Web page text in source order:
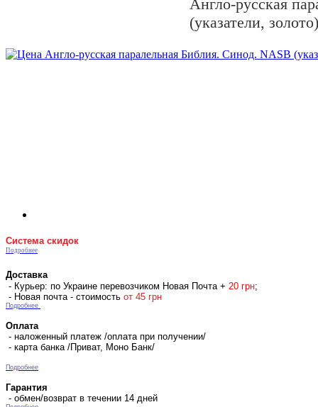
Англо-русская
(указатели,
Система скидок
Подробнее
Доставка
- Курьер: по Украине перевозчиком Новая Почта + 20 грн;
- Новая почта - стоимость от 45 грн
Подробнее
Оплата
- наложенный платеж /оплата при получении/
- карта банка /Приват, Моно Банк/
Подробнее
Гарантия
- обмен/возврат в течении 14 дней